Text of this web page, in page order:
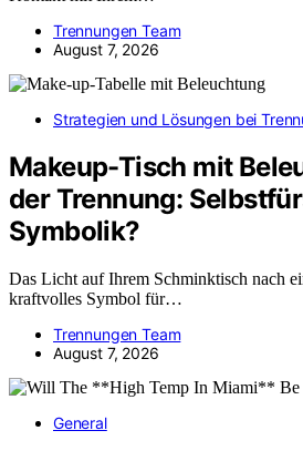
Trennungen Team
August 7, 2026
Strategien und Lösungen bei
Makeup-Tisch mit
der Trennung:
Symbolik?
Das Licht auf Ihrem Schminktisch nach
kraftvolles Symbol für…
Trennungen Team
August 7, 2026
General